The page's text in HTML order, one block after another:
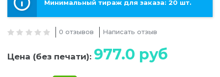
Минимальный тираж для заказа: 20 шт.
0 отзывов Написать отзыв
Цена (без печати): 977.0 руб